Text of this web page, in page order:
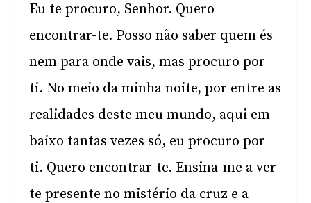
Eu te procuro, Senhor. Quero
encontrar-te. Posso não saber quem és
nem para onde vais, mas procuro por
ti. No meio da minha noite, por entre as
realidades deste meu mundo, aqui em
baixo tantas vezes só, eu procuro por
ti. Quero encontrar-te. Ensina-me a ver-
te presente no mistério da cruz e a